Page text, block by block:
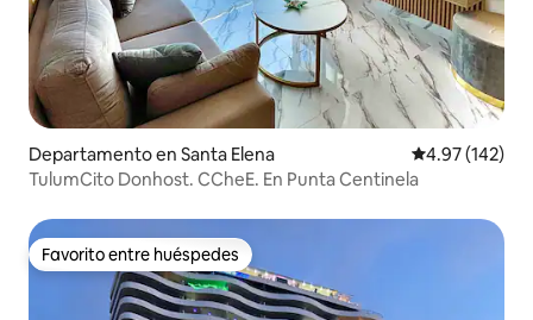
Departamento en Santa Elena Calificación
4.97 (142)
TulumCito Donhost. CCheE. En Punta Centinela
Favorito entre huéspedes
Favorito entre huéspedes